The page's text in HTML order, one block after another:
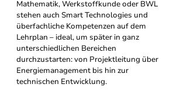
Mathematik, Werkstoffkunde oder BWL
stehen auch Smart Technologies und
überfachliche Kompetenzen auf dem
Lehrplan – ideal, um später in ganz
unterschiedlichen Bereichen
durchzustarten: von Projektleitung über
Energiemanagement bis hin zur
technischen Entwicklung.